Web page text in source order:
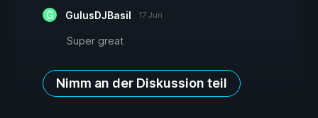
GulusDJBasil 17 Jun
Super great
Nimm an der Diskussion teil